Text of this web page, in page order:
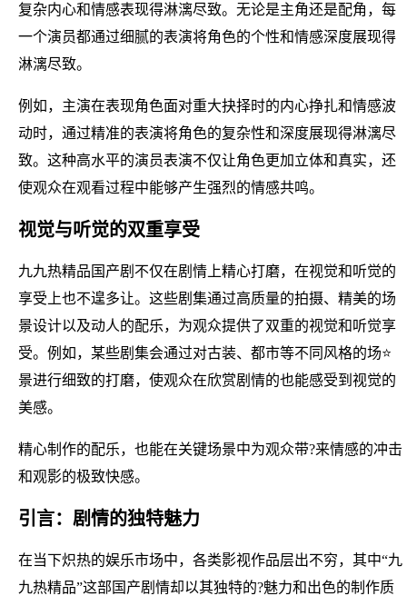
复杂内心和情感表现得淋漓尽致。无论是主角还是配角，每
一个演员都通过细腻的表演将角色的个性和情感深度展现得
淋漓尽致。
例如，主演在表现角色面对重大抉择时的内心挣扎和情感波
动时，通过精准的表演将角色的复杂性和深度展现得淋漓尽
致。这种高水平的演员表演不仅让角色更加立体和真实，还
使观众在观看过程中能够产生强烈的情感共鸣。
视觉与听觉的双重享受
九九热精品国产剧不仅在剧情上精心打磨，在视觉和听觉的
享受上也不遑多让。这些剧集通过高质量的拍摄、精美的场
景设计以及动人的配乐，为观众提供了双重的视觉和听觉享
受。例如，某些剧集会通过对古装、都市等不同风格的场⭐
景进行细致的打磨，使观众在欣赏剧情的也能感受到视觉的
美感。
精心制作的配乐，也能在关键场景中为观众带?来情感的冲击
和观影的极致快感。
引言：剧情的独特魅力
在当下炽热的娱乐市场中，各类影视作品层出不穷，其中“九
九热精品”这部国产剧情却以其独特的?魅力和出色的制作质